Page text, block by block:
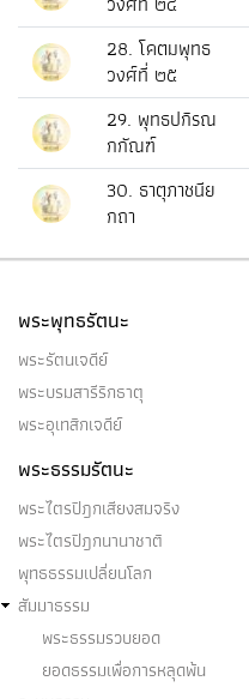
28. โคตมพุทธ
วงศ์ที่ ๒๕
29. พุทธปกิรณ
กกัณฑ์
30. ธาตุภาชนีย
กถา
พระพุทธรัตนะ
พระรัตนเจดีย์
พระบรมสารีริกธาตุ
พระอุเทสิกเจดีย์
พระธรรมรัตนะ
พระไตรปิฎกเสียงสมจริง
พระไตรปิฎกนานาชาติ
พุทธธรรมเปลี่ยนโลก
สัมมาธรรม
พระธรรมรวบยอด
ยอดธรรมเพื่อการหลุดพ้น